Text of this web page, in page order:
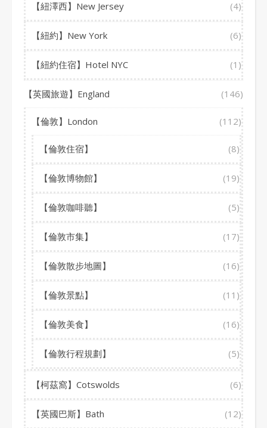
【紐澤西】New Jersey (4)
【紐約】New York (6)
【紐約住宿】Hotel NYC (1)
【英國旅遊】England (146)
【倫敦】London (112)
【倫敦住宿】 (8)
【倫敦博物館】 (19)
【倫敦咖啡聽】 (5)
【倫敦市集】 (17)
【倫敦散步地圖】 (16)
【倫敦景點】 (11)
【倫敦美食】 (16)
【倫敦行程規劃】 (5)
【柯茲窩】Cotswolds (6)
【英國巴斯】Bath (12)